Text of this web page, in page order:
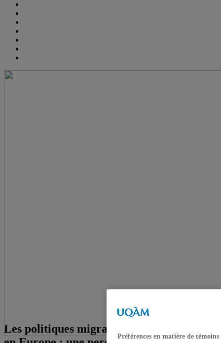
Les politiques migratoires au Canada et
Préférences en matière de témoins